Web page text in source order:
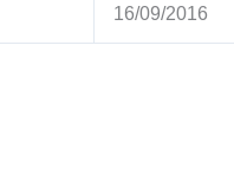
16/09/2016